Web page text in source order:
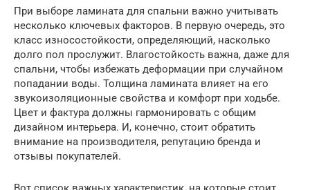
При выборе ламината для спальни важно учитывать
несколько ключевых факторов. В первую очередь, это
класс износостойкости, определяющий, насколько
долго пол прослужит. Влагостойкость важна, даже для
спальни, чтобы избежать деформации при случайном
попадании воды. Толщина ламината влияет на его
звукоизоляционные свойства и комфорт при ходьбе.
Цвет и фактура должны гармонировать с общим
дизайном интерьера. И, конечно, стоит обратить
внимание на производителя, репутацию бренда и
отзывы покупателей.